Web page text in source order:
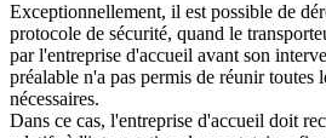
Exceptionnellement, il est possible de
protocole de sécurité, quand le
par l'entreprise d'accueil avant son
préalable n'a pas permis de réunir toutes
nécessaires.
Dans ce cas, l'entreprise d'accueil doit